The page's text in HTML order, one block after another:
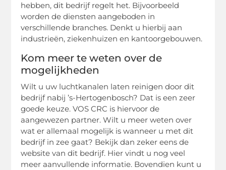
hebben, dit bedrijf regelt het. Bijvoorbeeld
worden de diensten aangeboden in
verschillende branches. Denkt u hierbij aan
industrieën, ziekenhuizen en kantoorgebouwen.
Kom meer te weten over de
mogelijkheden
Wilt u uw luchtkanalen laten reinigen door dit
bedrijf nabij ’s-Hertogenbosch? Dat is een zeer
goede keuze. VOS CRC is hiervoor de
aangewezen partner. Wilt u meer weten over
wat er allemaal mogelijk is wanneer u met dit
bedrijf in zee gaat? Bekijk dan zeker eens de
website van dit bedrijf. Hier vindt u nog veel
meer aanvullende informatie. Bovendien kunt u